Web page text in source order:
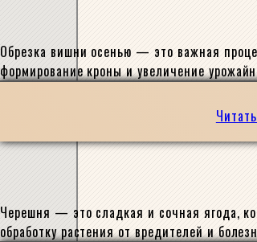
Обрезка вишни осенью — это важная
формирование кроны и увеличение
Черешня — это сладкая и сочная ягода,
обработку растения от вредителей и